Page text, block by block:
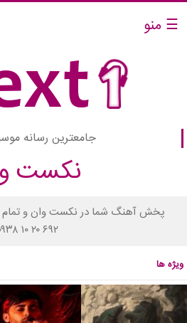
☰ منو
جامعترین رسانه
نکست
پخش آهنگ شما در نکست وان و تمام
۰۹۳۸ ۱۰ ۲۰
ویژه ها